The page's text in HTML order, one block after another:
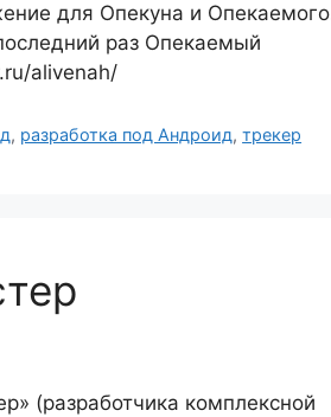
для Опекуна и
раз Опекаемый
alivenah/
, разработка под Андроид,трекер
(разработчика комплексной